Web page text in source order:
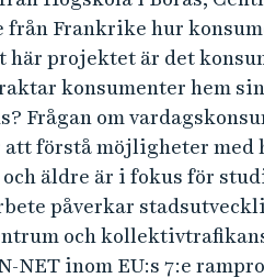
från Frankrike hur
projektet är det
konsumenter hem
Frågan om
förstå möjligheter med
äldre är i fokus för
påverkar
och
inom EU:s 7:e